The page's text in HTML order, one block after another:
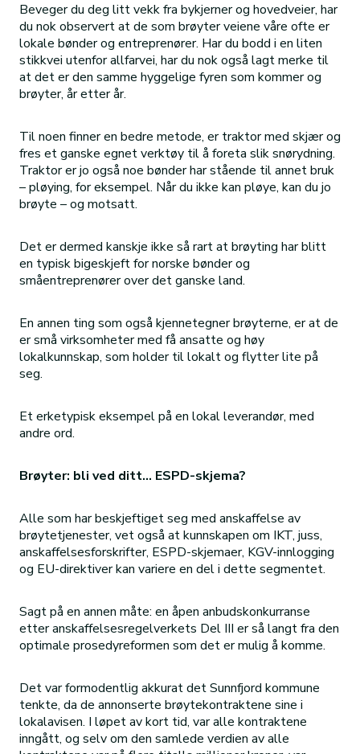
Beveger du deg litt vekk fra bykjerner og hovedveier, har
du nok observert at de som brøyter veiene våre ofte er
lokale bønder og entreprenører. Har du bodd i en liten
stikkvei utenfor allfarvei, har du nok også lagt merke til
at det er den samme hyggelige fyren som kommer og
brøyter, år etter år.
Til noen finner en bedre metode, er traktor med skjær og
fres et ganske egnet verktøy til å foreta slik snørydning.
Traktor er jo også noe bønder har stående til annet bruk
– pløying, for eksempel. Når du ikke kan pløye, kan du jo
brøyte – og motsatt.
Det er dermed kanskje ikke så rart at brøyting har blitt
en typisk bigeskjeft for norske bønder og
småentreprenører over det ganske land.
En annen ting som også kjennetegner brøyterne, er at de
er små virksomheter med få ansatte og høy
lokalkunnskap, som holder til lokalt og flytter lite på
seg.
Et erketypisk eksempel på en lokal leverandør, med
andre ord.
Brøyter: bli ved ditt… ESPD-skjema?
Alle som har beskjeftiget seg med anskaffelse av
brøytetjenester, vet også at kunnskapen om IKT, juss,
anskaffelsesforskrifter, ESPD-skjemaer, KGV-innlogging
og EU-direktiver kan variere en del i dette segmentet.
Sagt på en annen måte: en åpen anbudskonkurranse
etter anskaffelsesregelverkets Del III er så langt fra den
optimale prosedyreformen som det er mulig å komme.
Det var formodentlig akkurat det Sunnfjord kommune
tenkte, da de annonserte brøytekontraktene sine i
lokalavisen. I løpet av kort tid, var alle kontraktene
inngått, og selv om den samlede verdien av alle